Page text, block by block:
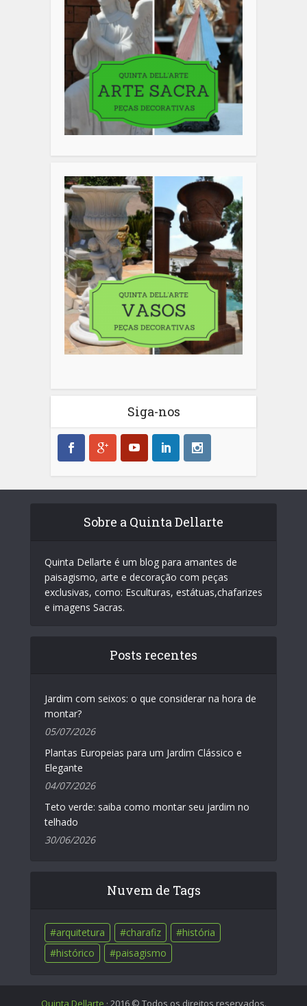
Siga-nos
Sobre a Quinta Dellarte
Quinta Dellarte é um blog para amantes de
paisagismo, arte e decoração com peças
exclusivas, como: Esculturas, estátuas,chafarizes
e imagens Sacras.
Posts recentes
Jardim com seixos: o que considerar na hora de
montar?
05/07/2026
Plantas Europeias para um Jardim Clássico e
Elegante
04/07/2026
Teto verde: saiba como montar seu jardim no
telhado
30/06/2026
Nuvem de Tags
arquitetura charafiz
história
histórico
paisagismo
Quinta Dellarte · 2016 © Todos os direitos reservados.